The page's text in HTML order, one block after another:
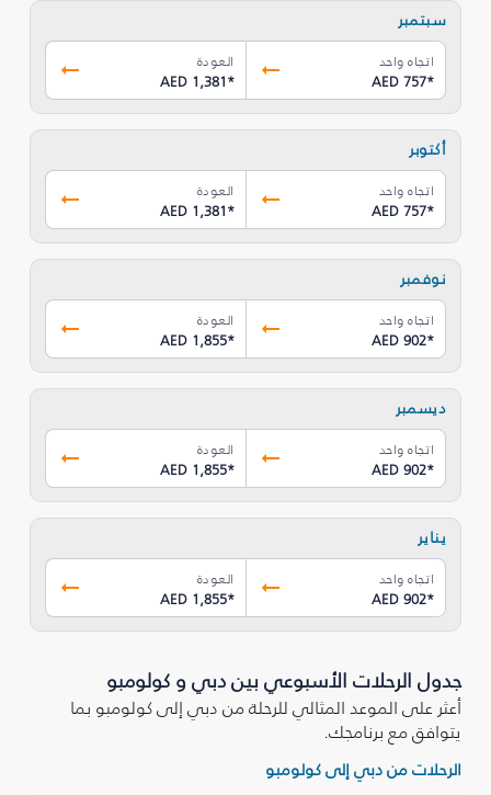
سبتمبر
اتجاه واحد
AED 757*
العودة
AED 1,381*
أكتوبر
اتجاه واحد
AED 757*
العودة
AED 1,381*
نوفمبر
اتجاه واحد
AED 902*
العودة
AED 1,855*
ديسمبر
اتجاه واحد
AED 902*
العودة
AED 1,855*
يناير
اتجاه واحد
AED 902*
العودة
AED 1,855*
جدول الرحلات الأسبوعي بين دبي و كولومبو
أعثر على الموعد المثالي للرحلة من دبي إلى كولومبو بما
يتوافق مع برنامجك.
الرحلات من دبي إلى كولومبو